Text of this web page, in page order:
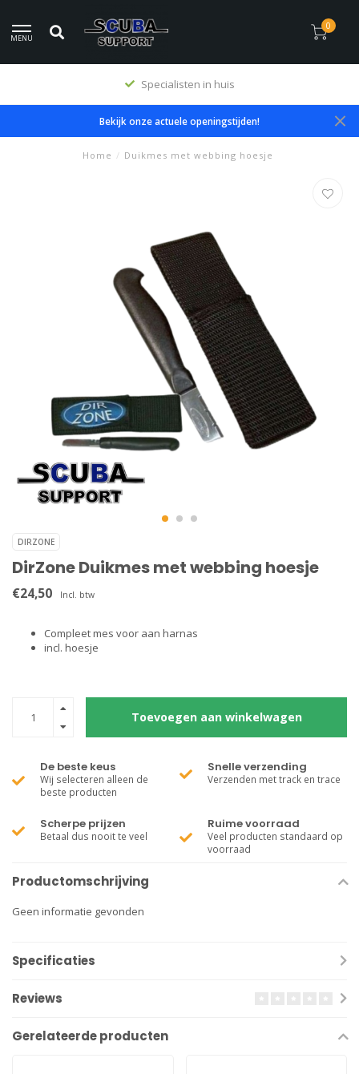
MENU
0
Specialisten in huis
Bekijk onze actuele openingstijden!
Home / Duikmes met webbing hoesje
DIRZONE
DirZone Duikmes met webbing hoesje
€24,50 Incl. btw
Compleet mes voor aan harnas
incl. hoesje
Toevoegen aan winkelwagen
De beste keus
Wij selecteren alleen de
beste producten
Snelle verzending
Verzenden met track en trace
Scherpe prijzen
Betaal dus nooit te veel
Ruime voorraad
Veel producten standaard op
voorraad
Productomschrijving
Geen informatie gevonden
Specificaties
Reviews
Gerelateerde producten